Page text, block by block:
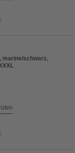
marine/schwarz,